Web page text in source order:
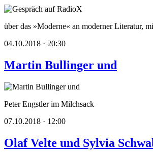
über das »Moderne« an moderner Literatur,
04.10.2018 · 20:30
Martin Bullinger und
Peter Engstler im Milchsack
07.10.2018 · 12:00
Olaf Velte und Sylvia